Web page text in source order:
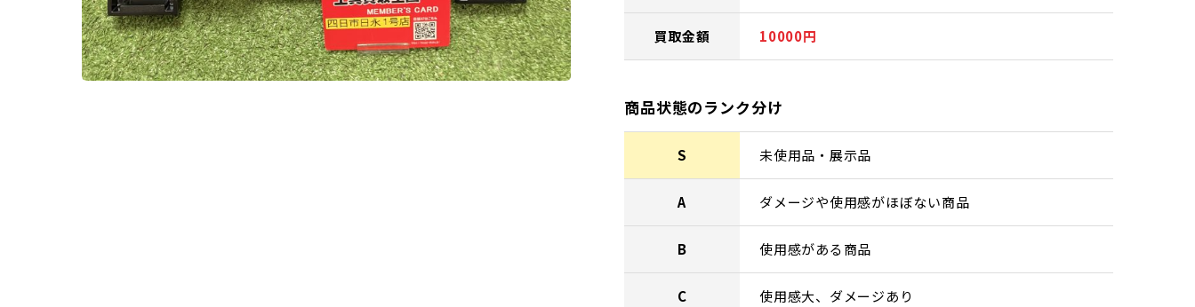
買取金額 10000円
商品状態のランク分け
S 未使用品・展示品
A ダメージや使用感がほぼない商品
B 使用感がある商品
C 使用感大、ダメージあり